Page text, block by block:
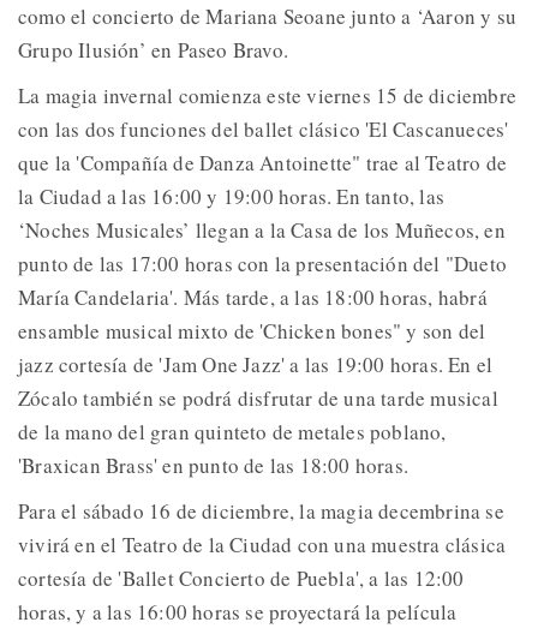
como el concierto de Mariana Seoane junto a ‘Aaron y su
Grupo Ilusión’ en Paseo Bravo.
La magia invernal comienza este viernes 15 de diciembre
con las dos funciones del ballet clásico 'El Cascanueces'
que la 'Compañía de Danza Antoinette" trae al Teatro de
la Ciudad a las 16:00 y 19:00 horas. En tanto, las
‘Noches Musicales’ llegan a la Casa de los Muñecos, en
punto de las 17:00 horas con la presentación del "Dueto
María Candelaria'. Más tarde, a las 18:00 horas, habrá
ensamble musical mixto de 'Chicken bones" y son del
jazz cortesía de 'Jam One Jazz' a las 19:00 horas. En el
Zócalo también se podrá disfrutar de una tarde musical
de la mano del gran quinteto de metales poblano,
'Braxican Brass' en punto de las 18:00 horas.
Para el sábado 16 de diciembre, la magia decembrina se
vivirá en el Teatro de la Ciudad con una muestra clásica
cortesía de 'Ballet Concierto de Puebla', a las 12:00
horas, y a las 16:00 horas se proyectará la película